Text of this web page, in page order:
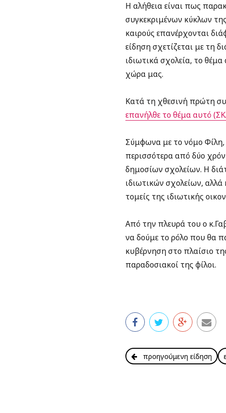
Η αλήθεια είναι πως
συγκεκριμένων κύκλων
καιρούς επανέρχονται
είδηση σχετίζεται με τη
ιδιωτικά σχολεία, το
χώρα μας.
Κατά τη χθεσινή πρώτη
επανήλθε το θέμα αυτό
Σύμφωνα με το νόμο Φίλη,
περισσότερα από δύο
δημοσίων σχολείων. Η
ιδιωτικών σχολείων,
τομείς της ιδιωτικής
Από την πλευρά του ο
να δούμε το ρόλο που θα
κυβέρνηση στο πλαίσιο
παραδοσιακοί της φίλοι.
προηγούμενη είδηση